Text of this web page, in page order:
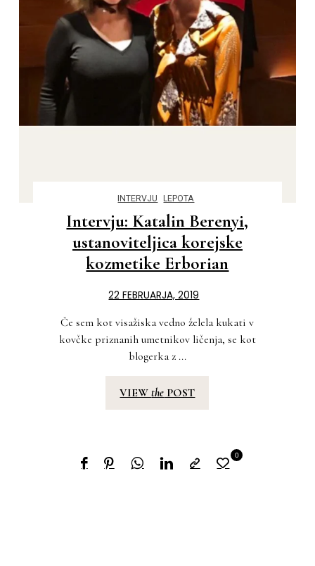
INTERVJU LEPOTA
Intervju: Katalin Berenyi,
ustanoviteljica korejske
kozmetike Erborian
22 FEBRUARJA, 2019
Če sem kot visažiska vedno želela kukati v
kovčke priznanih umetnikov ličenja, se kot
blogerka z ...
VIEWthe POST
0